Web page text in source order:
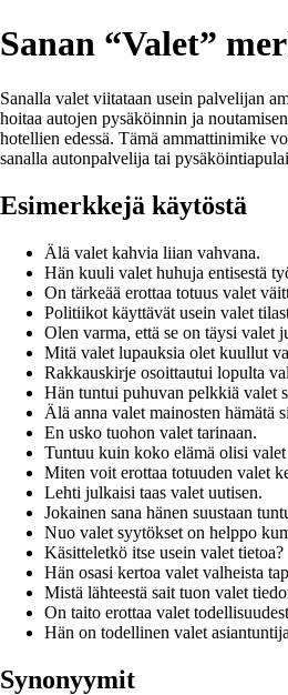
Sanan “Valet”
Sanalla valet viitataan usein palvelijan
hoitaa autojen pysäköinnin ja
hotellien edessä. Tämä ammattinimike
sanalla autonpalvelija tai
Esimerkkejä käytöstä
Älä valet kahvia liian vahvana.
Hän kuuli valet huhuja entisestä
On tärkeää erottaa totuus valet
Politiikot käyttävät usein valet
Olen varma, että se on täysi valet
Mitä valet lupauksia olet kuullut
Rakkauskirje osoittautui lopulta
Hän tuntui puhuvan pelkkiä valet
Älä anna valet mainosten hämätä
En usko tuohon valet tarinaan.
Tuntuu kuin koko elämä olisi valet
Miten voit erottaa totuuden valet
Lehti julkaisi taas valet uutisen.
Jokainen sana hänen suustaan
Nuo valet syytökset on helppo
Käsitteletkö itse usein valet tietoa?
Hän osasi kertoa valet valheista
Mistä lähteestä sait tuon valet
On taito erottaa valet
Hän on todellinen valet
Synonyymit